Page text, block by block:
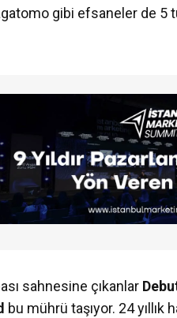
gibi efsaneler de 5
sahnesine çıkanlar
bu mührü taşıyor. 24 yıllık